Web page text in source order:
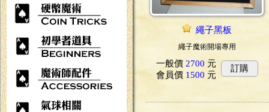
繩子黑板
繩子魔術開場專用
一般價 2700 元
會員價 1500 元
訂購